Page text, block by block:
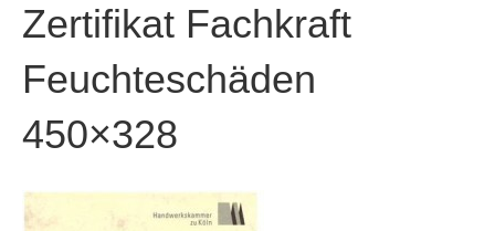
Zertifikat Fachkraft
Feuchteschäden
450×328